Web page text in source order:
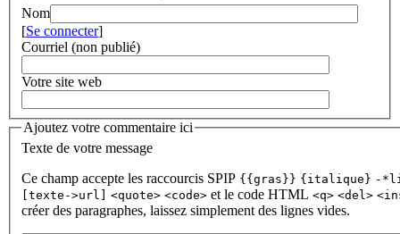
Nom
[Se connecter]
Courriel (non publié)
Votre site web
Ajoutez votre commentaire ici
Texte de votre message
Ce champ accepte les raccourcis SPIP {{gras}} {italique} -
[texte->url]
<quote> <code> et le code HTML <q> <del>
créer des paragraphes, laissez simplement des lignes vides.